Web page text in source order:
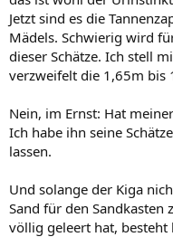
Jetzt sind es die
Mädels. Schwierig wird
dieser Schätze. Ich stell
verzweifelt die 1,65m bis
Nein, im Ernst: Hat
Ich habe ihn seine
lassen.
Und solange der Kiga
Sand für den Sandkasten
völlig geleert hat, besteht